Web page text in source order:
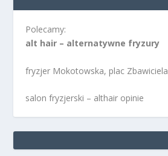
Polecamy:
alt hair – alternatywne fryzury
fryzjer Mokotowska, plac Zbawiciela
salon fryzjerski – althair opinie